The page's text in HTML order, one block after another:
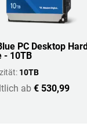
PC Desktop
- 10TB
10TB
ab € 530,99